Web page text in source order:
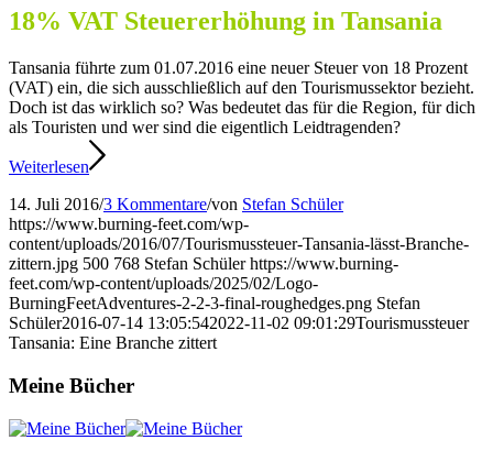
18% VAT Steuererhöhung in Tansania
Tansania führte zum 01.07.2016 eine neuer Steuer von 18 Prozent
(VAT) ein, die sich ausschließlich auf den Tourismussektor bezieht.
Doch ist das wirklich so? Was bedeutet das für die Region, für dich
als Touristen und wer sind die eigentlich Leidtragenden?
Weiterlesen
14. Juli 2016/3 Kommentare/von Stefan Schüler
https://www.burning-feet.com/wp-
content/uploads/2016/07/Tourismussteuer-Tansania-lässt-Branche-
zittern.jpg 500 768 Stefan Schüler https://www.burning-
feet.com/wp-content/uploads/2025/02/Logo-
BurningFeetAdventures-2-2-3-final-roughedges.png Stefan
Schüler2016-07-14 13:05:542022-11-02 09:01:29Tourismussteuer
Tansania: Eine Branche zittert
Meine Bücher